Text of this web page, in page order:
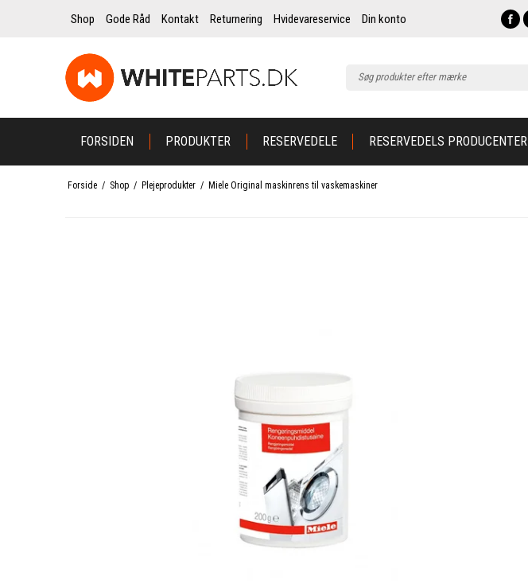
Shop Gode Råd Kontakt Returnering Hvidevareservice Din konto
FORSIDEN PRODUKTER RESERVEDELE RESERVEDELS PRODUCENTER
Forside / Shop / Plejeprodukter / Miele Original maskinrens til vaskemaskiner